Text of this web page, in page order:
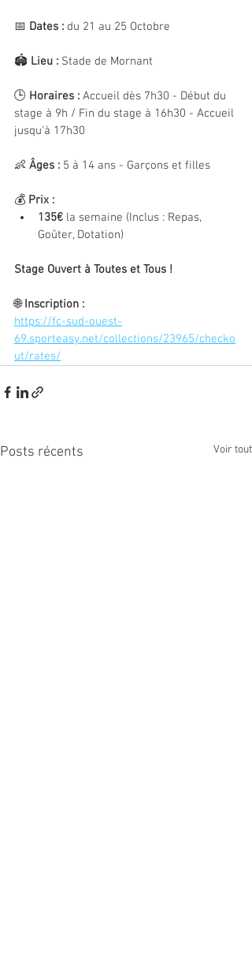
📅 Dates : du 21 au 25 Octobre
🏟️ Lieu : Stade de Mornant
🕒 Horaires : Accueil dès 7h30 - Début du
stage à 9h / Fin du stage à 16h30 - Accueil
jusqu'à 17h30
👶 Âges : 5 à 14 ans - Garçons et filles
💰 Prix :
135€ la semaine (Inclus : Repas,
Goûter, Dotation)
Stage Ouvert à Toutes et Tous !
🌐 Inscription :
https://fc-sud-ouest-
69.sporteasy.net/collections/23965/checko
ut/rates/
Posts récents Voir tout